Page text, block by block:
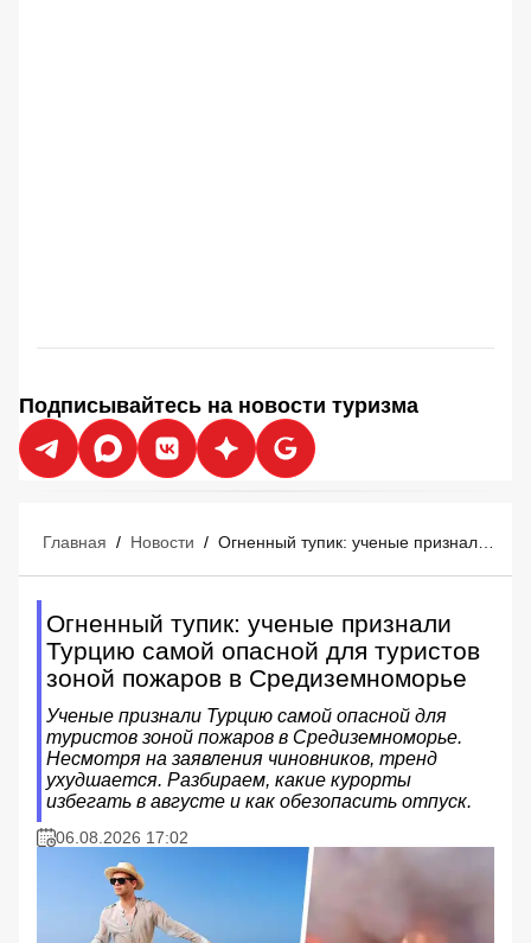
Подписывайтесь на новости туризма
Главная / Новости /
Огненный тупик: ученые признали
Турцию самой опасной для туристов
зоной пожаров в Средиземноморье
Ученые признали Турцию самой опасной для
туристов зоной пожаров в Средиземноморье.
Несмотря на заявления чиновников, тренд
ухудшается. Разбираем, какие курорты
избегать в августе и как обезопасить отпуск.
06.08.2026 17:02